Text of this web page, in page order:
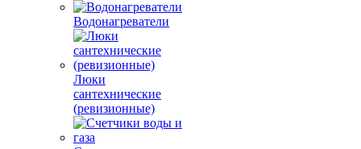
Водонагреватели
Люки
сантехнические
(ревизионные)